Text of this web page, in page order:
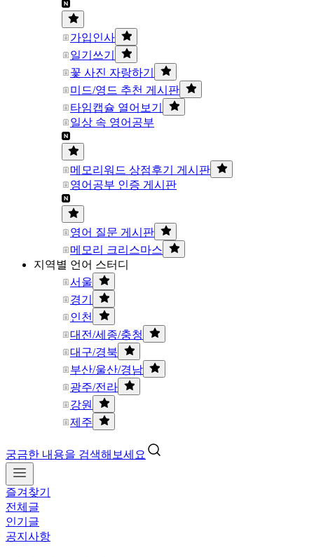
가입인사
일기쓰기
꽃 사진 자랑하기
미드/영드 추천 게시판
타임캡슐 열어보기
일상 속 영어공부
메모리워드 상점후기 게시판
영어공부 인증 게시판
영어 질문 게시판
메모리 크리스마스
지역별 언어 스터디
서울
경기
인천
대전/세종/충청
대구/경북
부산/울산/경남
광주/전라
강원
제주
궁금한 내용을 검색해보세요
즐겨찾기
전체글
인기글
공지사항